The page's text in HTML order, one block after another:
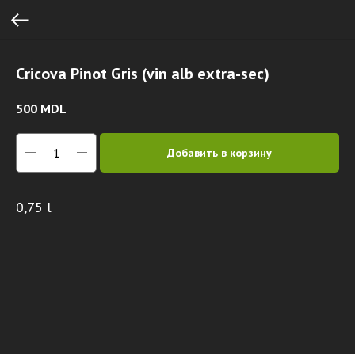
Cricova Pinot Gris (vin alb extra-sec)
500 MDL
Добавить в корзину
0,75 l